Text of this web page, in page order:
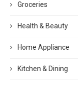
Groceries
Health & Beauty
Home Appliance
Kitchen & Dining